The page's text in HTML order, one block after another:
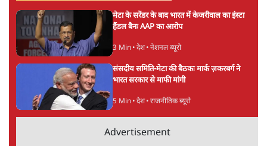
रोज़गार, सरकारी संस्थाओं की जवाबदेही
खर्च, हर घंटे करीब 12.4 लाख
3 Min•देश
"छात्रों से डर गई Yogi Govt!" AISA President
का खुला ऐलान, Rahul Gandhi से घबराई UP
Govt?
विश्लेषण